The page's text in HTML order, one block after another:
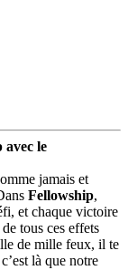
avec le
jamais et
Fellowship,
et chaque victoire
tous ces effets
de mille feux, il te
là que notre